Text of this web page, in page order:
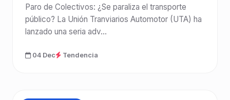
Paro de Colectivos: ¿Se paraliza el transporte
público? La Unión Tranviarios Automotor (UTA) ha
lanzado una seria adv...
04 Dec Tendencia